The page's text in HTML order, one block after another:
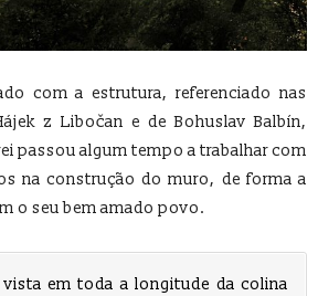
com a estrutura, referenciado nas
z Libočan e de Bohuslav Balbín,
passou algum tempo a trabalhar com
na construção do muro, de forma a
o seu bem amado povo.
vista em toda a longitude da colina